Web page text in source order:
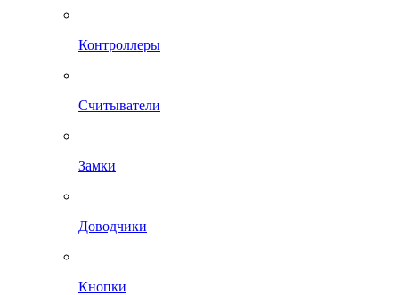
Контроллеры
Считыватели
Замки
Доводчики
Кнопки